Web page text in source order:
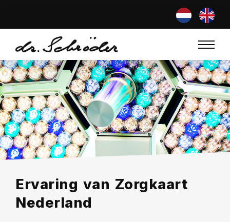
Ervaring van Zorgkaart
Nederland